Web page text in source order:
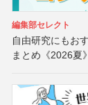
編集部セレクト
自由研究にもお
まとめ《2026夏》